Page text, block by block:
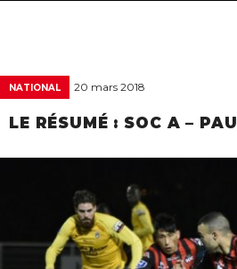
NATIONAL 20 mars 2018
LE RÉSUMÉ : SOC A – PAU